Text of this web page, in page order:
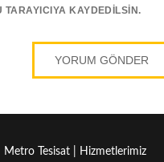
KAYDEDILSIN.
Metro Tesisat | Hizmetlerimiz